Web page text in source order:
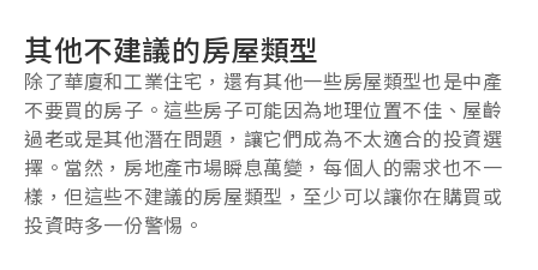
其他不建議的房屋類型
除了華廈和工業住宅，還有其他一些房屋類型也是中產
不要買的房子。這些房子可能因為地理位置不佳、屋齡
過老或是其他潛在問題，讓它們成為不太適合的投資選
擇。當然，房地產市場瞬息萬變，每個人的需求也不一
樣，但這些不建議的房屋類型，至少可以讓你在購買或
投資時多一份警惕。